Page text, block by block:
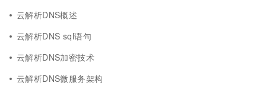
云解析DNS概述
云解析DNS sql语句
云解析DNS加密技术
云解析DNS微服务架构